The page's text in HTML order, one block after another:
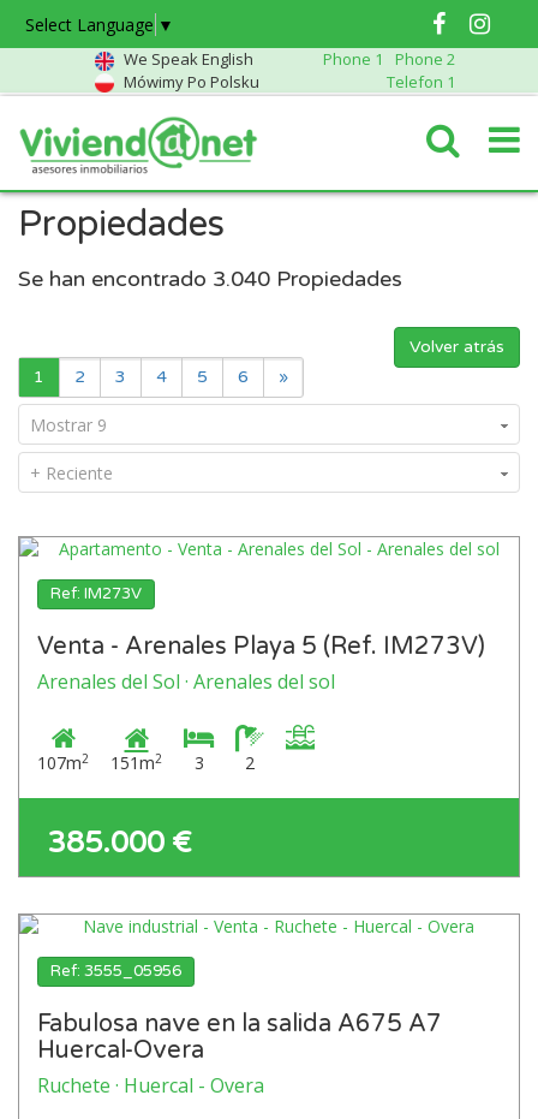
Select Language ▼
We Speak English Phone 1
Phone 2
Mówimy Po Polsku
Telefon 1
Propiedades
Se han encontrado 3.040 Propiedades
Volver atrás
1
2 3 4 5 6 »
Mostrar 9
+ Reciente
Ref: IM273V
Venta - Arenales Playa 5 (Ref. IM273V)
Arenales del Sol · Arenales del sol
107m2 151m2 3 2
385.000 €
Ref: 3555_05956
Fabulosa nave en la salida A675 A7
Huercal-Overa
Ruchete · Huercal - Overa